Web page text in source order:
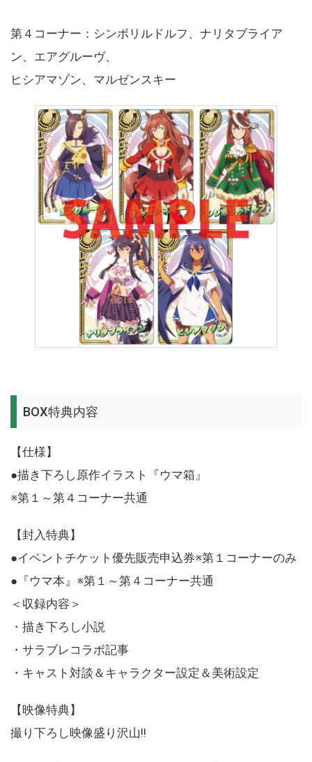
第４コーナー：シンボリルドルフ、ナリタブライア
ン、エアグルーヴ、
ヒシアマゾン、マルゼンスキー
BOX特典内容
【仕様】
●描き下ろし原作イラスト『ウマ箱』
※第１～第４コーナー共通
【封入特典】
●イベントチケット優先販売申込券※第１コーナーのみ
●『ウマ本』※第１～第４コーナー共通
＜収録内容＞
・描き下ろし小説
・サラブレコラボ記事
・キャスト対談＆キャラクター設定＆美術設定
【映像特典】
撮り下ろし映像盛り沢山!!